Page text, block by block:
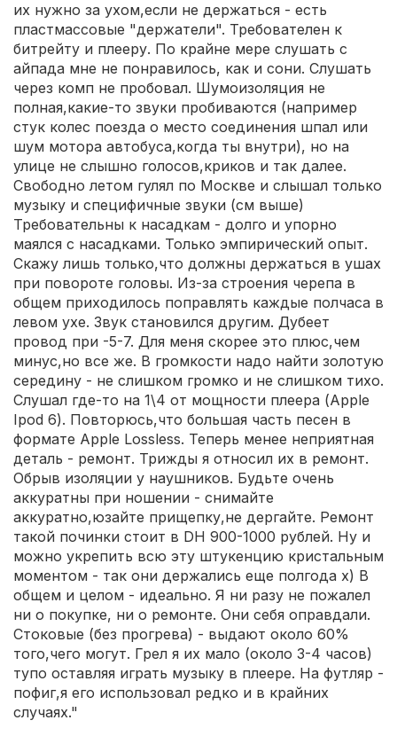
их нужно за ухом,если не держаться - есть
пластмассовые "держатели". Требователен к
битрейту и плееру. По крайне мере слушать с
айпада мне не понравилось, как и сони. Слушать
через комп не пробовал. Шумоизоляция не
полная,какие-то звуки пробиваются (например
стук колес поезда о место соединения шпал или
шум мотора автобуса,когда ты внутри), но на
улице не слышно голосов,криков и так далее.
Свободно летом гулял по Москве и слышал только
музыку и специфичные звуки (см выше)
Требовательны к насадкам - долго и упорно
маялся с насадками. Только эмпирический опыт.
Скажу лишь только,что должны держаться в ушах
при повороте головы. Из-за строения черепа в
общем приходилось поправлять каждые полчаса в
левом ухе. Звук становился другим. Дубеет
провод при -5-7. Для меня скорее это плюс,чем
минус,но все же. В громкости надо найти золотую
середину - не слишком громко и не слишком тихо.
Слушал где-то на 1\4 от мощности плеера (Apple
Ipod 6). Повторюсь,что большая часть песен в
формате Apple Lossless. Теперь менее неприятная
деталь - ремонт. Трижды я относил их в ремонт.
Обрыв изоляции у наушников. Будьте очень
аккуратны при ношении - снимайте
аккуратно,юзайте прищепку,не дергайте. Ремонт
такой починки стоит в DH 900-1000 рублей. Ну и
можно укрепить всю эту штукенцию кристальным
моментом - так они держались еще полгода х) В
общем и целом - идеально. Я ни разу не пожалел
ни о покупке, ни о ремонте. Они себя оправдали.
Стоковые (без прогрева) - выдают около 60%
того,чего могут. Грел я их мало (около 3-4 часов)
тупо оставляя играть музыку в плеере. На футляр -
пофиг,я его использовал редко и в крайних
случаях."